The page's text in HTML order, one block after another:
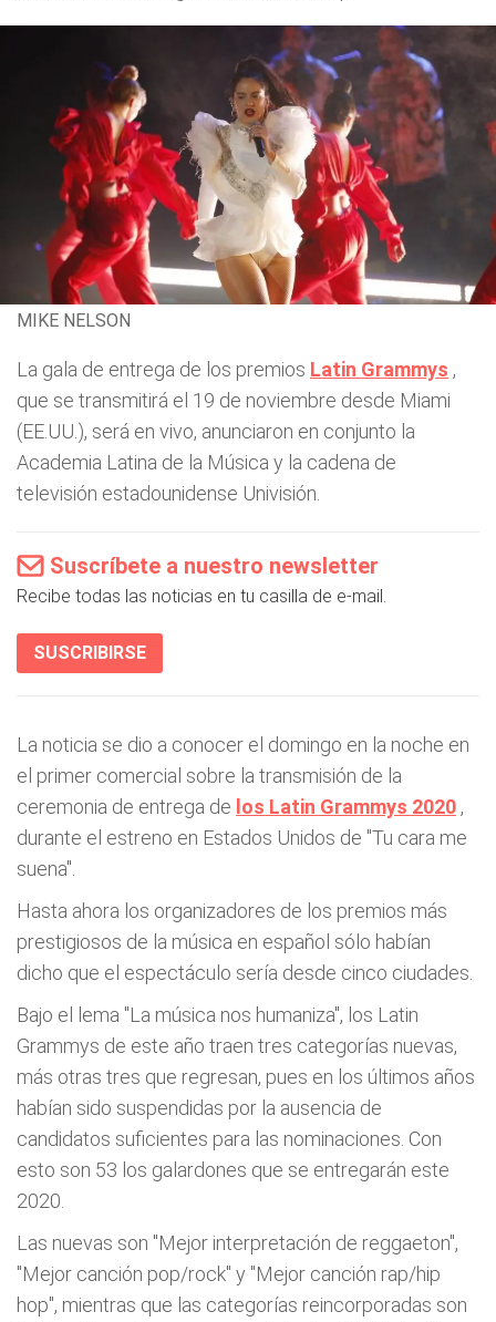
MIKE NELSON
La gala de entrega de los premios Latin Grammys ,
que se transmitirá el 19 de noviembre desde Miami
(EE.UU.), será en vivo, anunciaron en conjunto la
Academia Latina de la Música y la cadena de
televisión estadounidense Univisión.
Suscríbete a nuestro newsletter
Recibe todas las noticias en tu casilla de e-mail.
SUSCRIBIRSE
La noticia se dio a conocer el domingo en la noche en
el primer comercial sobre la transmisión de la
ceremonia de entrega de los Latin Grammys 2020 ,
durante el estreno en Estados Unidos de "Tu cara me
suena".
Hasta ahora los organizadores de los premios más
prestigiosos de la música en español sólo habían
dicho que el espectáculo sería desde cinco ciudades.
Bajo el lema "La música nos humaniza", los Latin
Grammys de este año traen tres categorías nuevas,
más otras tres que regresan, pues en los últimos años
habían sido suspendidas por la ausencia de
candidatos suficientes para las nominaciones. Con
esto son 53 los galardones que se entregarán este
2020.
Las nuevas son "Mejor interpretación de reggaeton",
"Mejor canción pop/rock" y "Mejor canción rap/hip
hop", mientras que las categorías reincorporadas son